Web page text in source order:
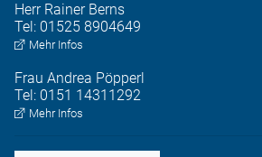
Herr Rainer Berns
Tel: 01525 8904649
Mehr Infos
Frau Andrea Pöpperl
Tel: 0151 14311292
Mehr Infos